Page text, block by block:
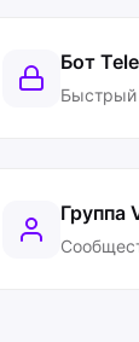
Бот
Быстрый
Группа